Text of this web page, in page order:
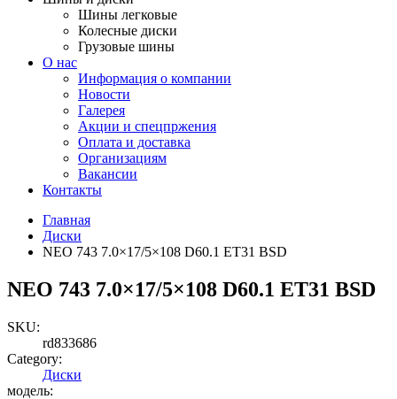
Шины легковые
Колесные диски
Грузовые шины
О нас
Информация о компании
Новости
Галерея
Акции и спецпржения
Оплата и доставка
Организациям
Вакансии
Контакты
Главная
Диски
NEO 743 7.0×17/5×108 D60.1 ET31 BSD
NEO 743 7.0×17/5×108 D60.1 ET31 BSD
SKU:
rd833686
Category:
Диски
модель: